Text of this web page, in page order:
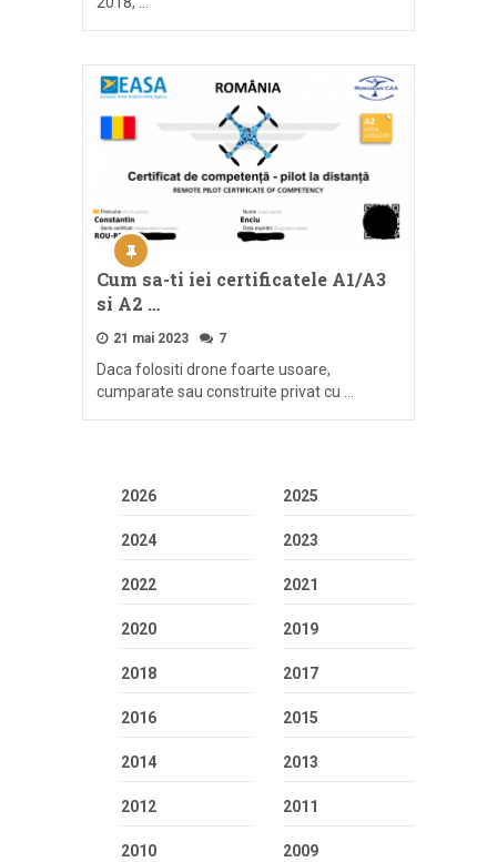
Cum sa-ti iei certificatele A1/A3
si A2 …
21 mai 2023 7
Daca folositi drone foarte usoare,
cumparate sau construite privat cu …
2026 2025
2024 2023
2022 2021
2020 2019
2018 2017
2016 2015
2014 2013
2012 2011
2010 2009